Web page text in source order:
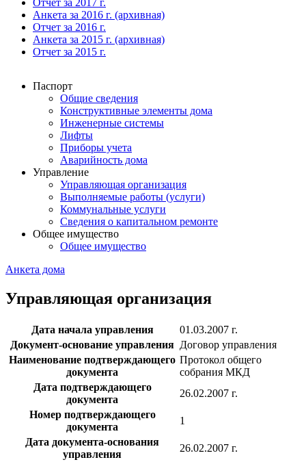
Отчет за 2017 г.
Анкета за 2016 г. (архивная)
Отчет за 2016 г.
Анкета за 2015 г. (архивная)
Отчет за 2015 г.
Паспорт
Общие сведения
Конструктивные элементы дома
Инженерные системы
Лифты
Приборы учета
Аварийность дома
Управление
Управляющая организация
Выполняемые работы (услуги)
Коммунальные услуги
Сведения о капитальном ремонте
Общее имущество
Общее имущество
Анкета дома
Управляющая организация
Дата начала управления
01.03.2007 г.
Документ-основание управления Договор управления
Наименование подтверждающего
документа
Протокол общего
собрания МКД
Дата подтверждающего
документа
26.02.2007 г.
Номер подтверждающего
документа
1
Дата документа-основания
управления
26.02.2007 г.